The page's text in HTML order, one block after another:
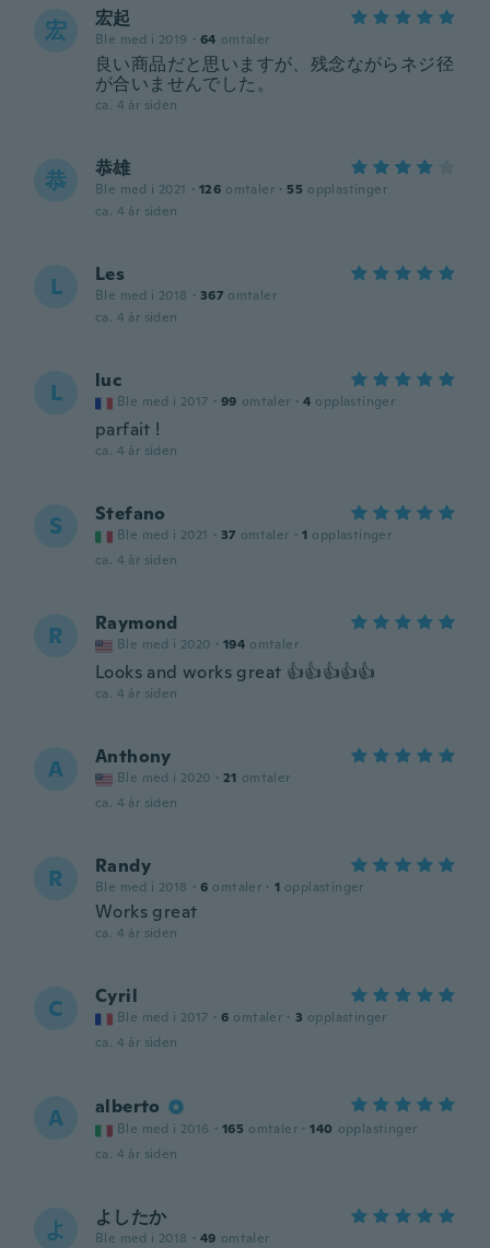
宏 宏起
Ble med i 2019 · 64 omtaler
良い商品だと思いますが、残念ながらネジ径
が合いませんでした。
ca. 4 år siden
恭 恭雄
Ble med i 2021 · 126 omtaler · 55 opplastinger
ca. 4 år siden
L Les
Ble med i 2018 · 367 omtaler
ca. 4 år siden
L luc
Ble med i 2017 · 99 omtaler · 4 opplastinger
parfait !
ca. 4 år siden
S Stefano
Ble med i 2021 · 37 omtaler · 1 opplastinger
ca. 4 år siden
R Raymond
Ble med i 2020 · 194 omtaler
Looks and works great 👍👍👍👍👍
ca. 4 år siden
A Anthony
Ble med i 2020 · 21 omtaler
ca. 4 år siden
R Randy
Ble med i 2018 · 6 omtaler · 1 opplastinger
Works great
ca. 4 år siden
C Cyril
Ble med i 2017 · 6 omtaler · 3 opplastinger
ca. 4 år siden
A alberto
Ble med i 2016 · 165 omtaler · 140 opplastinger
ca. 4 år siden
よ よしたか
Ble med i 2018 · 49 omtaler